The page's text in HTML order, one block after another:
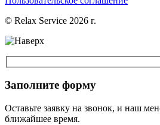
© Relax Service 2026 г.
Заполните форму
Оставьте заявку на звонок, и наш
ближайшее время.